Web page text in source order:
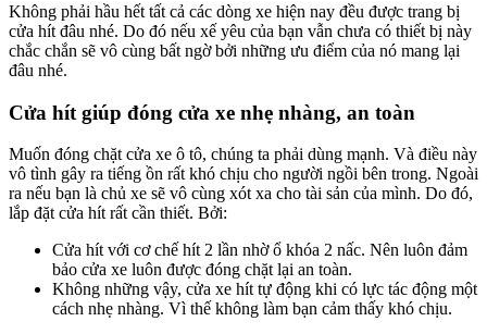
Không phải hầu hết tất cả các dòng xe hiện nay đều được trang bị
cửa hít đâu nhé. Do đó nếu xế yêu của bạn vẫn chưa có thiết bị này
chắc chắn sẽ vô cùng bất ngờ bởi những ưu điểm của nó mang lại
đâu nhé.
Cửa hít giúp đóng cửa xe nhẹ nhàng, an toàn
Muốn đóng chặt cửa xe ô tô, chúng ta phải dùng mạnh. Và điều này
vô tình gây ra tiếng ồn rất khó chịu cho người ngồi bên trong. Ngoài
ra nếu bạn là chủ xe sẽ vô cùng xót xa cho tài sản của mình. Do đó,
lắp đặt cửa hít rất cần thiết. Bởi:
Cửa hít với cơ chế hít 2 lần nhờ ổ khóa 2 nấc. Nên luôn đảm
bảo cửa xe luôn được đóng chặt lại an toàn.
Không những vậy, cửa xe hít tự động khi có lực tác động một
cách nhẹ nhàng. Vì thế không làm bạn cảm thấy khó chịu.